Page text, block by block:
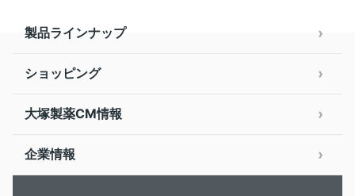
製品ラインナップ
ショッピング
大塚製薬CM情報
企業情報